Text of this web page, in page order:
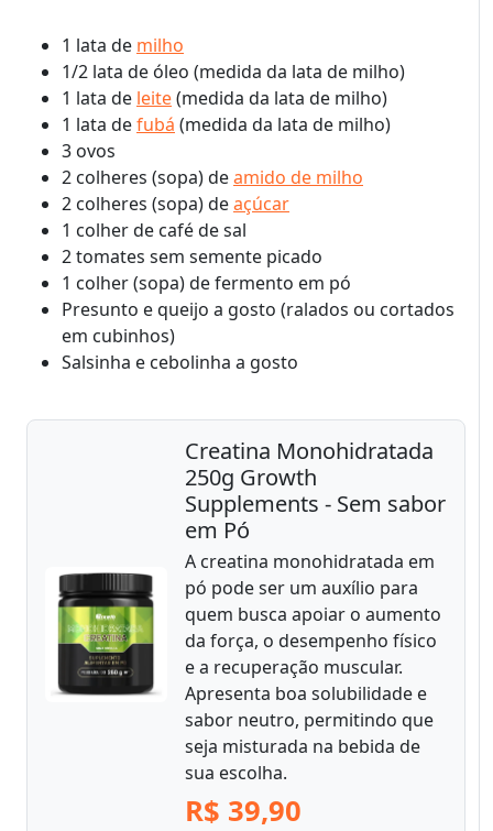
1 lata de milho
1/2 lata de óleo (medida da lata de milho)
1 lata de leite(medida da lata de milho)
1 lata defubá (medida da lata de milho)
3 ovos
2 colheres (sopa) deamido de milho
2 colheres (sopa) deaçúcar
1 colher de café de sal
2 tomates sem semente picado
1 colher (sopa) de fermento em pó
Presunto e queijo a gosto (ralados ou cortados
em cubinhos)
Salsinha e cebolinha a gosto
Creatina Monohidratada
250g Growth
Supplements - Sem sabor
em Pó
A creatina monohidratada em
pó pode ser um auxílio para
quem busca apoiar o aumento
da força, o desempenho físico
e a recuperação muscular.
Apresenta boa solubilidade e
sabor neutro, permitindo que
seja misturada na bebida de
sua escolha.
R$ 39,90